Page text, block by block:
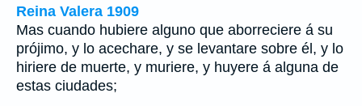
Reina Valera 1909
Mas cuando hubiere alguno que aborreciere á su
prójimo, y lo acechare, y se levantare sobre él, y lo
hiriere de muerte, y muriere, y huyere á alguna de
estas ciudades;